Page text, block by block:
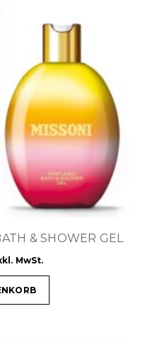
& SHOWER GEL
MwSt.